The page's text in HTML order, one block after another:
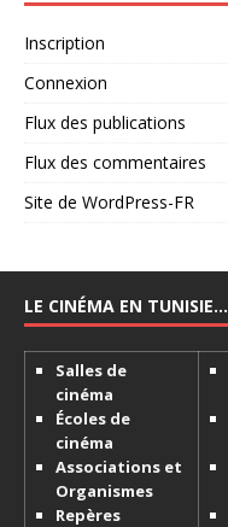
Inscription
Connexion
Flux des publications
Flux des commentaires
Site de WordPress-FR
LE CINÉMA EN TUNISIE…
Salles de
cinéma
Écoles de
cinéma
Associations et
Organismes
Repères